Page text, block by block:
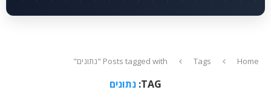
Home
Tags Posts tagged with "נתונים"
TAG: נתונים